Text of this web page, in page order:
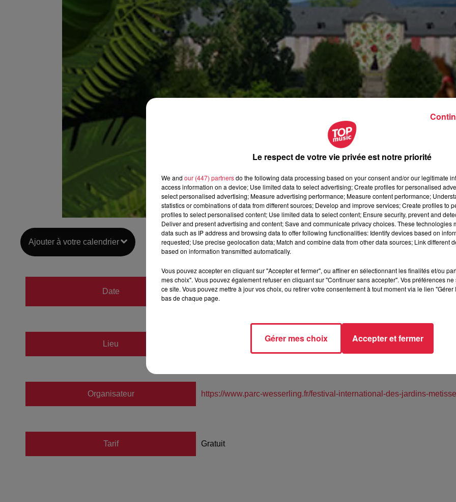
Ajouter à votre calendrier
Date
du20 août 2019 à 0h00
au20 août 2019 à 0h00
Lieu
Organisateur https://www.parc-wesserling.fr/festival-international-des-jardins-
Tarif Gratuit
Le respect de votre vie privée est notre priorité
We and our (447) partnersdo the following data processing based on your consent and/or our legitimate
access information on a device; Use limited data to select advertising; Create profiles for personalised
select personalised advertising; Measure advertising performance; Measure content performance;
statistics or combinations of data from different sources; Develop and improve services; Create profiles to
profiles to select personalised content; Use limited data to select content; Ensure security, prevent and
Deliver and present advertising and content; Save and communicate privacy choices. These technologies
data such as IP address and browsing data to offer following functionalities: Identify devices based on
requested; Use precise geolocation data; Match and combine data from other data sources; Link different
based on information transmitted automatically.
Vous pouvez accepter en cliquant sur "Accepter et fermer", ou affiner en sélectionnant les finalités et/ou
mes choix". Vous pouvez également refuser en cliquant sur "Continuer sans accepter". Vos préférences
ce site. Vous pouvez mettre à jour vos choix, ou retirer votre consentement à tout moment via le lien
bas de chaque page.
Gérer mes choix Accepter et fermer